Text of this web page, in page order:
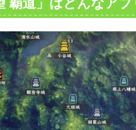
覇道」はどんなアプ